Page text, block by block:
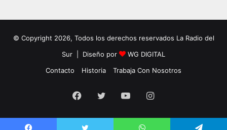
© Copyright 2026, Todos los derechos reservados La Radio del
Sur | Diseño por
WG DIGITAL
Contacto
Historia Trabaja Con Nosotros
Facebook
TwitterYouTubeInstagram